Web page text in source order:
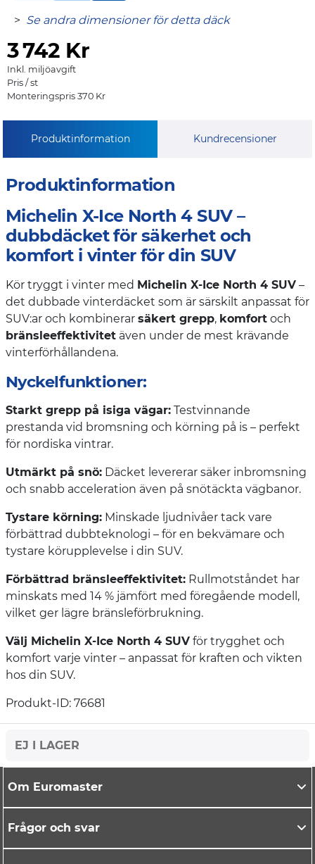
> Se andra dimensioner för detta däck
3742 Kr
Inkl. miljöavgift
Pris / st
Monteringspris 370 Kr
Produktinformation Kundrecensioner
Produktinformation
Michelin X-Ice North 4 SUV –
dubbdäcket för säkerhet och
komfort i vinter för din SUV
Kör tryggt i vinter med Michelin X-Ice North 4 SUV –
det dubbade vinterdäcket som är särskilt anpassat för
SUV:ar och kombinerar säkert grepp, komfort och
bränsleeffektivitet även under de mest krävande
vinterförhållandena.
Nyckelfunktioner:
Starkt grepp på isiga vägar: Testvinnande
prestanda vid bromsning och körning på is – perfekt
för nordiska vintrar.
Utmärkt på snö: Däcket levererar säker inbromsning
och snabb acceleration även på snötäckta vägbanor.
Tystare körning: Minskade ljudnivåer tack vare
förbättrad dubbteknologi – för en bekvämare och
tystare körupplevelse i din SUV.
Förbättrad bränsleeffektivitet: Rullmotståndet har
minskats med 14 % jämfört med föregående modell,
vilket ger lägre bränsleförbrukning.
Välj Michelin X-Ice North 4 SUV för trygghet och
komfort varje vinter – anpassat för kraften och vikten
hos din SUV.
Produkt-ID: 76681
EJ I LAGER
Om Euromaster
Frågor och svar